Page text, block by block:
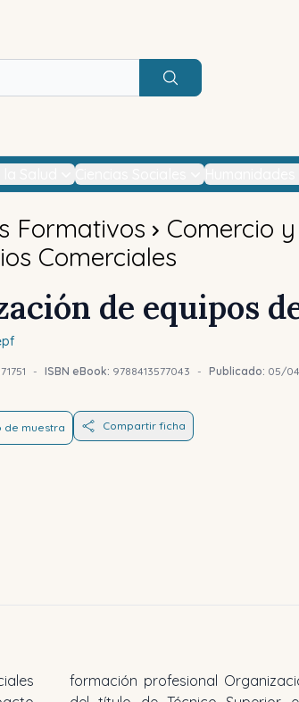
Buscar
Formativos
Comercio
Comerciales
de equipos
- ISBN eBook: 9788413577043 - Publicado: 05/
de muestra Compartir ficha
formación profesional